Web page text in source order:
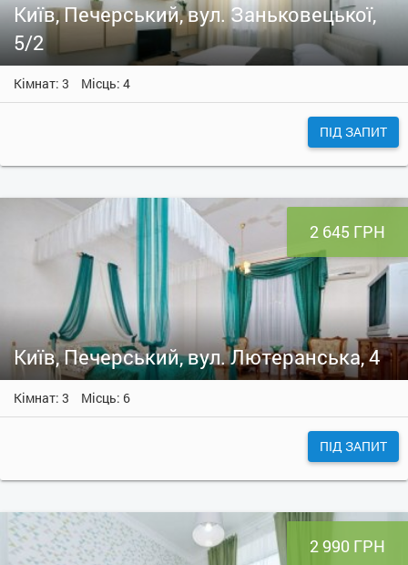
Київ, Печерський, вул. Заньковецької,
5/2
Кімнат: 3 Місць: 4
ПІД ЗАПИТ
2 645 ГРН
Київ, Печерський, вул. Лютеранська, 4
Кімнат: 3 Місць: 6
ПІД ЗАПИТ
2 990 ГРН